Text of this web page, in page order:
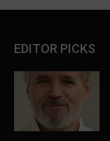
EDITOR PICKS